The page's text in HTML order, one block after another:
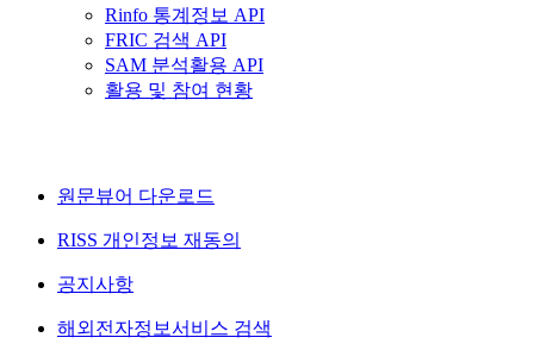
Rinfo 통계정보 API
FRIC 검색 API
SAM 분석활용 API
활용 및 참여 현황
원문뷰어 다운로드
RISS 개인정보 재동의
공지사항
해외전자정보서비스 검색